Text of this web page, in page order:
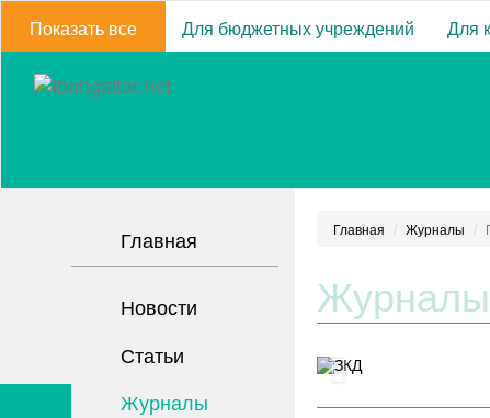
Показать все Для бюджетных учреждений Для
Главная
Новости
Статьи
Журналы
Главная Журналы
Журналы